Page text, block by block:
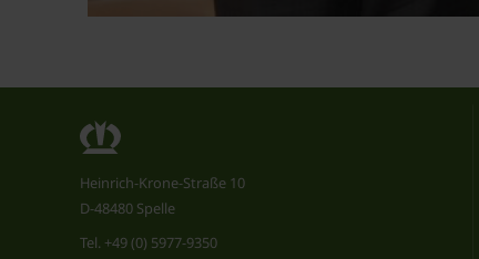
Heinrich-Krone-Straße 10
D-48480 Spelle
Tel. +49 (0) 5977-9350